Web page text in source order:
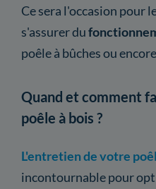
Ce sera l'occasion pour
s'assurer du
poêle à bûches ou
Quand et comment
poêle à bois ?
L'entretien de votre
incontournable pour